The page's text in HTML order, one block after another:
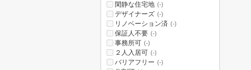
閑静な住宅地 (-)
デザイナーズ (-)
リノベーション済 (-)
保証人不要 (-)
事務所可 (-)
２人入居可 (-)
バリアフリー (-)